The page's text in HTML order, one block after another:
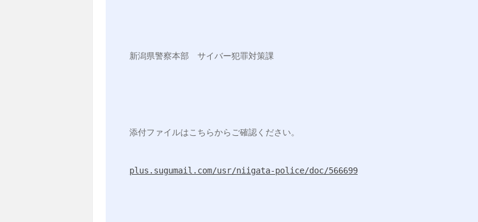
新潟県警察本部　サイバー犯罪対策課
添付ファイルはこちらからご確認ください。
plus.sugumail.com/usr/niigata-police/doc/566699